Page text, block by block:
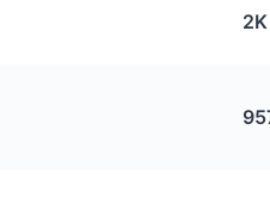
2K